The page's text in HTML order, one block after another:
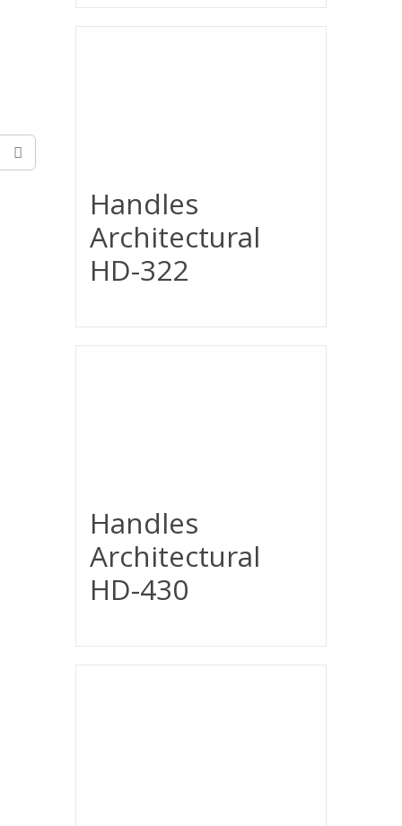
Handles
Architectural
HD-322
Handles
Architectural
HD-430